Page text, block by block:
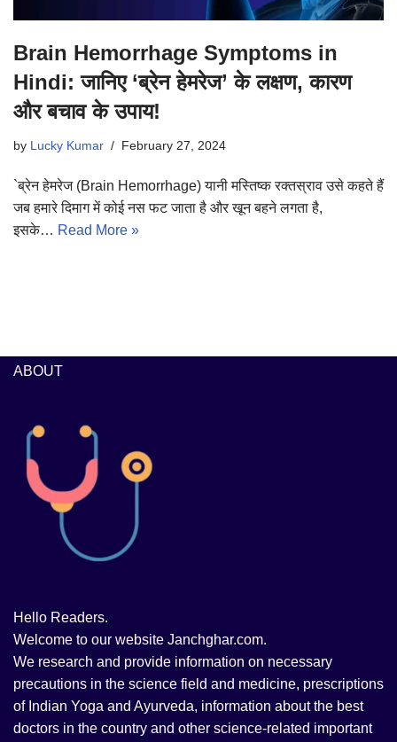
Brain Hemorrhage Symptoms in
Hindi: जानिए ‘ब्रेन हेमरेज’ के लक्षण, कारण
और बचाव के उपाय!
by Lucky Kumar February 27, 2024
`ब्रेन हेमरेज (Brain Hemorrhage) यानी मस्तिष्क रक्तस्राव उसे कहते हैं
जब हमारे दिमाग में कोई नस फट जाता है और खून बहने लगता है,
इसके… Read More »
ABOUT
Hello Readers.
Welcome to our website Janchghar.com.
We research and provide information on necessary
precautions in the science field and medicine, prescriptions
of Indian Yoga and Ayurveda, information about the best
doctors in the country and other science-related important